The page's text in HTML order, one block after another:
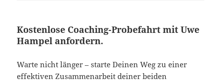
Kostenlose Coaching-Probefahrt mit Uwe
Hampel anfordern.
Warte nicht länger – starte Deinen Weg zu einer
effektiven Zusammenarbeit deiner beiden